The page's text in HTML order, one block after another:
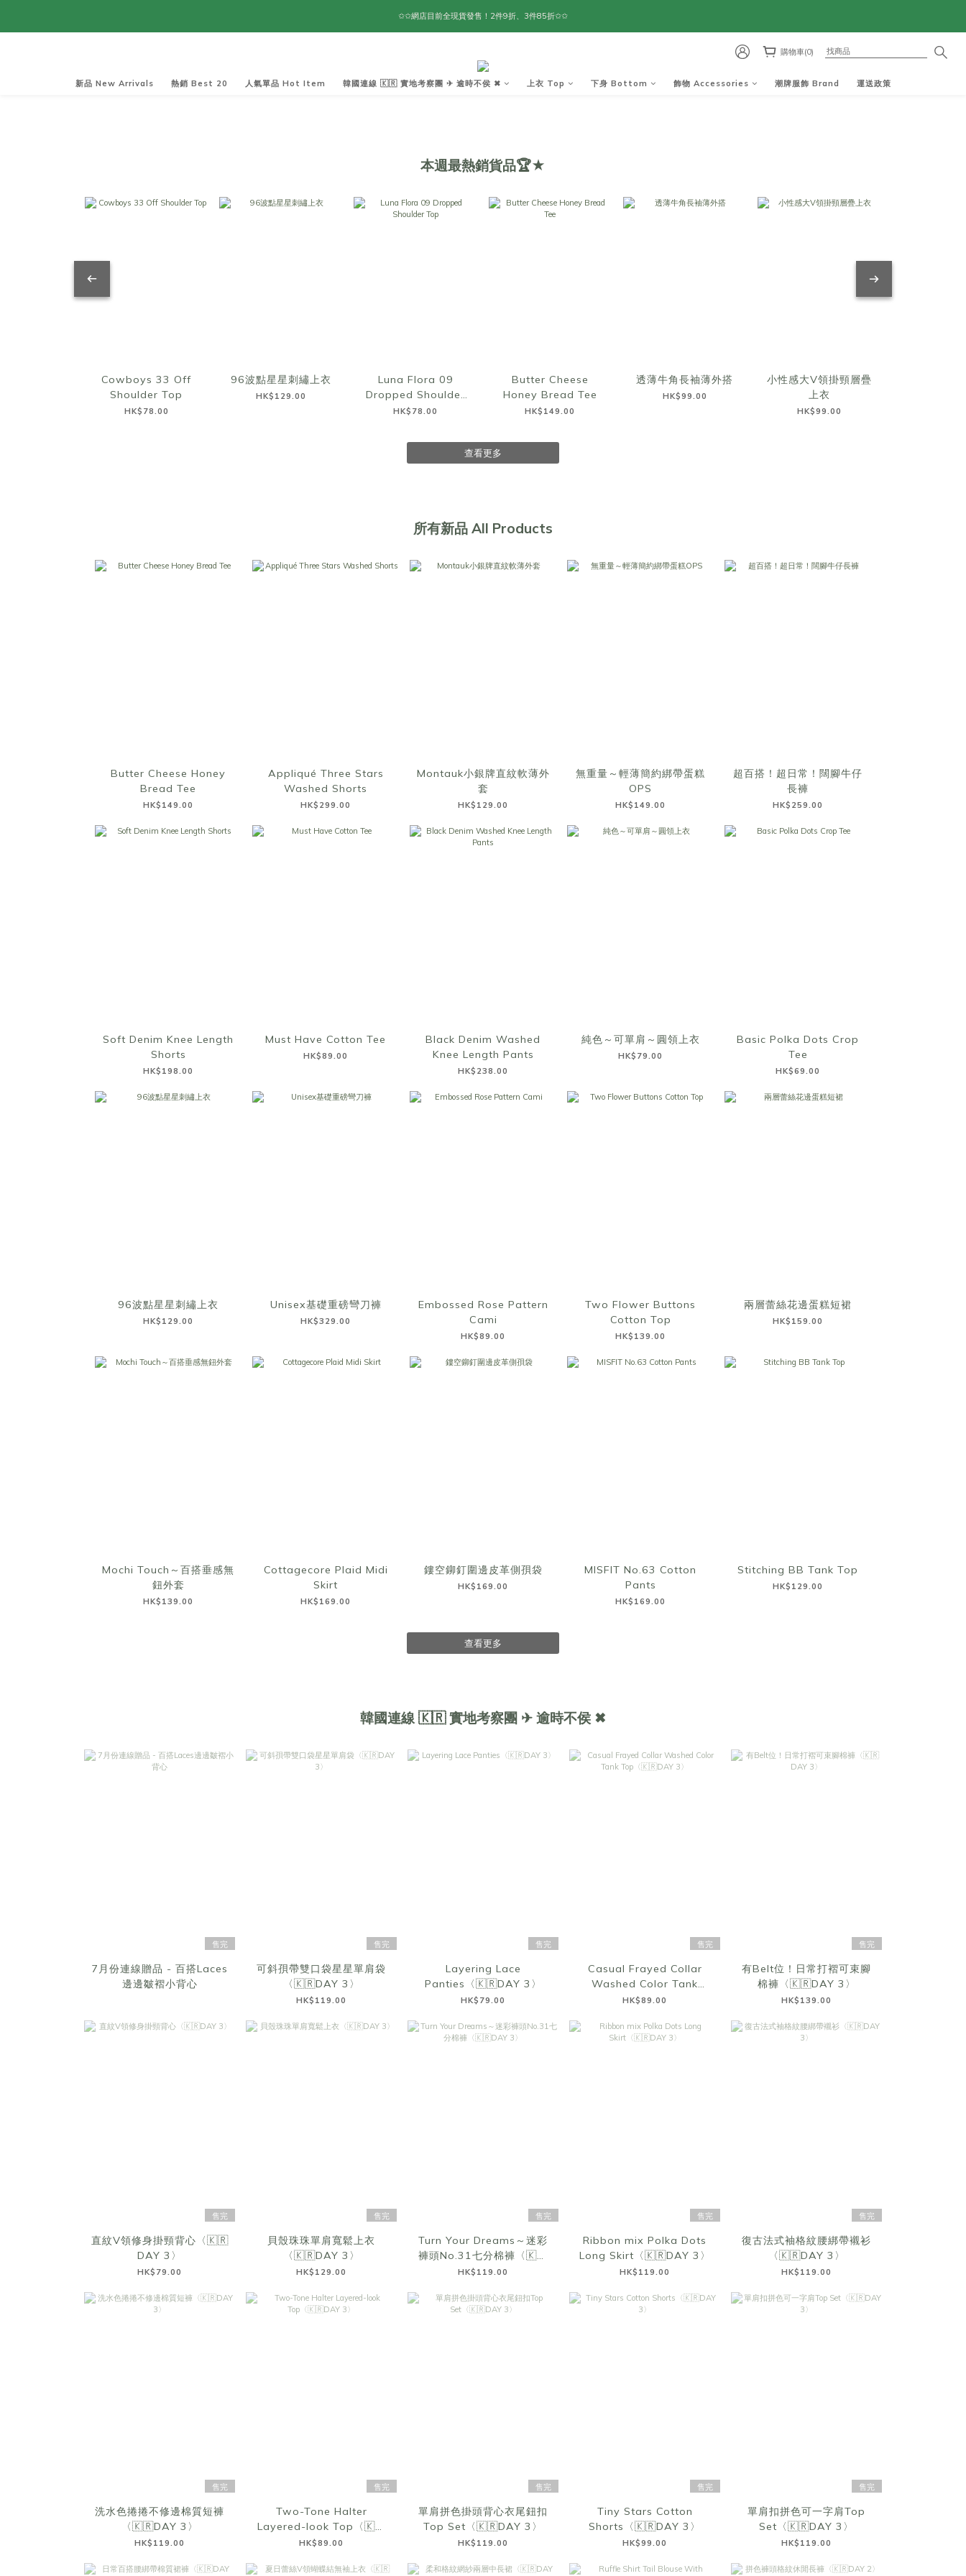
✩✩網店目前全現貨發售！2件9折、3件85折✩✩
購物車(0)
新品 New Arrivals 熱銷 Best 20 人氣單品 Hot Item 韓國連線 🇰🇷 實地考察團 ✈ 逾時不侯 ✖︎ 上衣 Top 下身 Bottom 飾物 Accessories 潮牌服飾 Brand 運送政策
本週最熱銷貨品🏆★
Cowboys 33 Off
Shoulder Top
HK$78.00
96波點星星刺繡上衣
HK$129.00
Luna Flora 09
Dropped Shoulder
Top
HK$78.00
Butter Cheese
Honey Bread Tee
HK$149.00
透薄牛角長袖薄外搭
HK$99.00
小性感大V領掛頸層疊
上衣
HK$99.00
查看更多
所有新品 All Products
Butter Cheese Honey
Bread Tee
HK$149.00
Appliqué Three Stars
Washed Shorts
HK$299.00
Montauk小銀牌直紋軟薄外
套
HK$129.00
無重量～輕薄簡約綁帶蛋糕
OPS
HK$149.00
超百搭！超日常！闊腳牛仔
長褲
HK$259.00
Soft Denim Knee Length
Shorts
HK$198.00
Must Have Cotton Tee
HK$89.00
Black Denim Washed
Knee Length Pants
HK$238.00
純色～可單肩～圓領上衣
HK$79.00
Basic Polka Dots Crop
Tee
HK$69.00
96波點星星刺繡上衣
HK$129.00
Unisex基礎重磅彎刀褲
HK$329.00
Embossed Rose Pattern
Cami
HK$89.00
Two Flower Buttons
Cotton Top
HK$139.00
兩層蕾絲花邊蛋糕短裙
HK$159.00
Mochi Touch～百搭垂感無
鈕外套
HK$139.00
Cottagecore Plaid Midi
Skirt
HK$169.00
鏤空鉚釘圍邊皮革側孭袋
HK$169.00
MISFIT No.63 Cotton
Pants
HK$169.00
Stitching BB Tank Top
HK$129.00
查看更多
韓國連線 🇰🇷 實地考察團 ✈ 逾時不侯 ✖︎
售完
7月份連線贈品 - 百搭Laces
邊邊皺褶小背心
售完
可斜孭帶雙口袋星星單肩袋
〈🇰🇷DAY 3〉
HK$119.00
售完
Layering Lace
Panties〈🇰🇷DAY 3〉
HK$79.00
售完
Casual Frayed Collar
Washed Color Tank
Top〈🇰🇷DAY 3〉
HK$89.00
售完
有Belt位！日常打褶可束腳
棉褲〈🇰🇷DAY 3〉
HK$139.00
售完
直紋V領修身掛頸背心〈🇰🇷
DAY 3〉
HK$79.00
售完
貝殼珠珠單肩寬鬆上衣
〈🇰🇷DAY 3〉
HK$129.00
售完
Turn Your Dreams～迷彩
褲頭No.31七分棉褲〈🇰🇷
DAY 3〉
HK$119.00
售完
Ribbon mix Polka Dots
Long Skirt〈🇰🇷DAY 3〉
HK$119.00
售完
復古法式袖格紋腰綁帶襯衫
〈🇰🇷DAY 3〉
HK$119.00
售完
洗水色捲捲不修邊棉質短褲
〈🇰🇷DAY 3〉
HK$119.00
售完
Two-Tone Halter
Layered-look Top〈🇰🇷
DAY 3〉
HK$89.00
售完
單肩拼色掛頭背心衣尾鈕扣
Top Set〈🇰🇷DAY 3〉
HK$119.00
售完
Tiny Stars Cotton
Shorts〈🇰🇷DAY 3〉
HK$99.00
售完
單肩扣拼色可一字肩Top
Set〈🇰🇷DAY 3〉
HK$119.00